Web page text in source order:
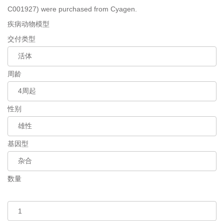
C001927) were purchased from Cyagen.
疾病动物模型
交付类型
周龄
性别
基因型
数量